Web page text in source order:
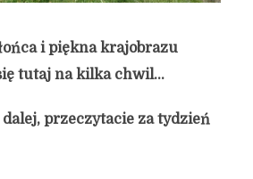
i piękna krajobrazu
tutaj na kilka chwil…
dalej, przeczytacie za tydzień